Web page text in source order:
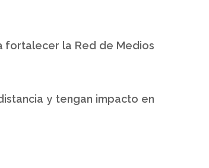
fortalecer la Red de Medios
y tengan impacto en